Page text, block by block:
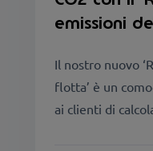
emissioni
Il nostro nuovo
flotta’ è un
ai clienti di